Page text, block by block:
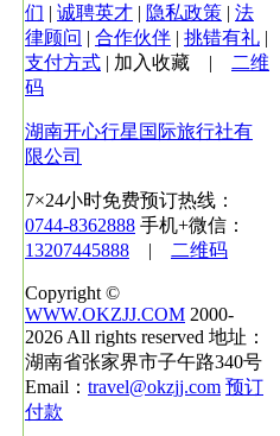
们 | 诚聘英才 | 隐私政策 | 法
律顾问 | 合作伙伴 | 挑错有礼 |
支付方式 | 加入收藏 |
二维
码
湖南开心行星国际旅行社有
限公司
7×24小时免费预订热线：
0744-8362888 手机+微信：
13207445888 | 二维码
Copyright ©
WWW.OKZJJ.COM 2000-
2026 All rights reserved 地址：
湖南省张家界市子午路340号
Email： travel@okzjj.com 预订
付款